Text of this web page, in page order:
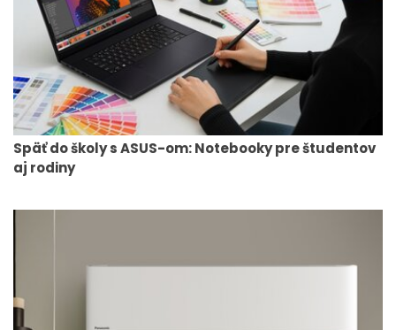
Späť do školy s ASUS-om: Notebooky pre študentov
aj rodiny